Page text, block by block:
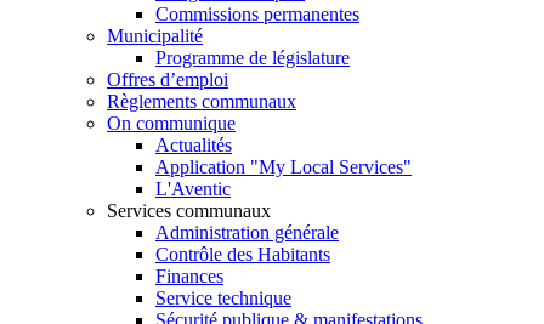
Commissions permanentes
Municipalité
Programme de législature
Offres d’emploi
Règlements communaux
On communique
Actualités
Application "My Local Services"
L'Aventic
Services communaux
Administration générale
Contrôle des Habitants
Finances
Service technique
Sécurité publique & manifestations